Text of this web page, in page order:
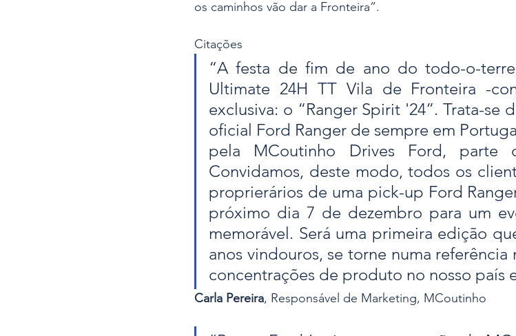
os caminhos vão dar a Fronteira”.
Citações
“A festa de fim de ano do todo-o-
Ultimate 24H TT Vila de Fronteira -
exclusiva: o “Ranger Spirit '24”. Trata-se
oficial Ford Ranger de sempre em
pela MCoutinho Drives Ford, parte
Convidamos, deste modo, todos os
proprierários de uma pick-up Ford
próximo dia 7 de dezembro para um
memorável. Será uma primeira edição
anos vindouros, se torne numa referência
concentrações de produto no nosso país
Carla Pereira, Responsável de Marketing, MCoutinho